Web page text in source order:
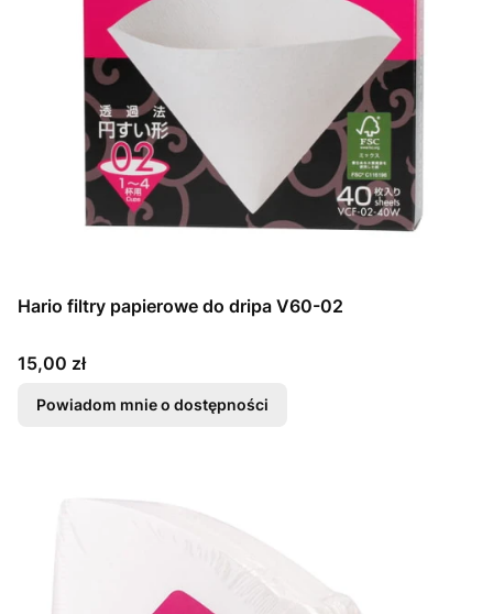
Hario filtry papierowe do dripa V60-02
Cena
15,00 zł
Powiadom mnie o dostępności